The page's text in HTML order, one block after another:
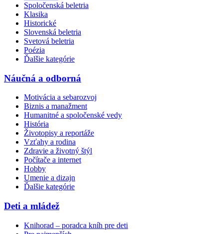
Spoločenská beletria
Klasika
Historické
Slovenská beletria
Svetová beletria
Poézia
Ďalšie kategórie
Náučná a odborná
Motivácia a sebarozvoj
Biznis a manažment
Humanitné a spoločenské vedy
História
Životopisy a reportáže
Vzťahy a rodina
Zdravie a životný štýl
Počítače a internet
Hobby
Umenie a dizajn
Ďalšie kategórie
Deti a mládež
Knihorad – poradca kníh pre deti